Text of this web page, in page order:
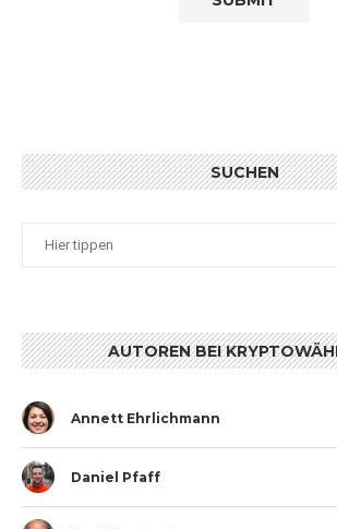
SUCHEN
AUTOREN BEI
Annett Ehrlichmann
Daniel Pfaff